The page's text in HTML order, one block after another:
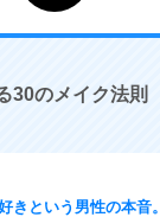
30のメイク法則
きという男性の本音。